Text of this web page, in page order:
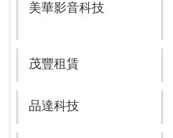
美華影音科技
茂豐租賃
品達科技